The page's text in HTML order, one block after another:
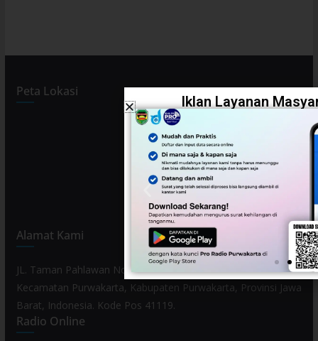
Peta Lokasi
Alamat Kami
JL. Taman Pahlawan No. 80, Kelurahan Purwamekar,
Kecamatan Purwakarta, Kabupaten Purwakarta, Provinsi Jawa
Barat, Indonesia. Kode Pos 41119.
Radio Online
Iklan Layanan